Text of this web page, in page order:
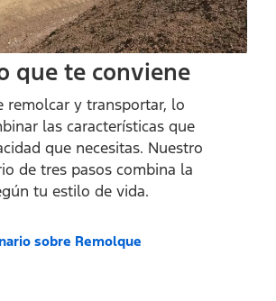
que te conviene
remolcar y transportar, lo
las características que
que necesitas. Nuestro
de tres pasos combina la
tu estilo de vida.
sobre Remolque